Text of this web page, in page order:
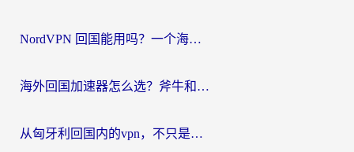
NordVPN 回国能用吗？一个海外用户必须面对的真实困境
海外回国加速器怎么选？斧牛和海龟哪个好？一篇帮你避开坑的实用指南
从匈牙利回国内的vpn，不只是为了刷剧那么简单